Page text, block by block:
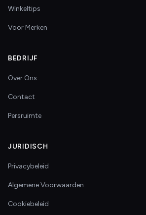
Winkeltips
Voor Merken
BEDRIJF
Over Ons
Contact
Persruimte
JURIDISCH
Privacybeleid
Algemene Voorwaarden
Cookiebeleid